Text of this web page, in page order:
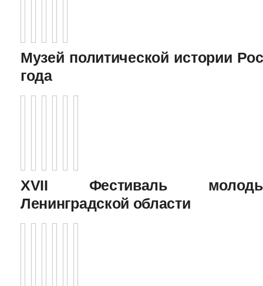
Музей политической истории
года
XVII Фестиваль
Ленинградской области